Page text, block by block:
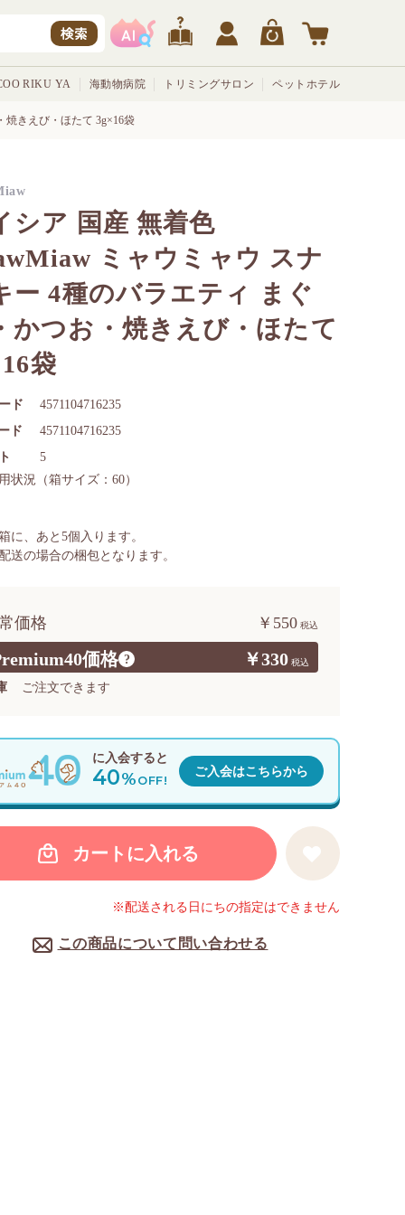
検索
RIKU YA 海動物病院 トリミングサロン ペットホテル
焼きえび・ほたて 3g×16袋
シア 国産 無着色
ミャウミャウ スナ
ー 4種のバラエティ まぐ
かつお・焼きえび・ほたて
袋
価格 ? ￥330
価格 ￥550
ご注文できます
ド 4571104716235
5
ド 4571104716235
カートに入れる
この商品について問い合わせる
状況 （箱サイズ：60）
に、あと 5個入ります。
送の場合の梱包となります。
※配送される日にちの指定はできません
に入会すると
40%OFF!
ご入会はこちらから